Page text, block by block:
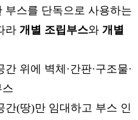
부스를 단독으로 사용하는
라 개별 조립부스와 개별
간 위에 벽체·간판·구조물·
간(땅)만 임대하고 부스 인